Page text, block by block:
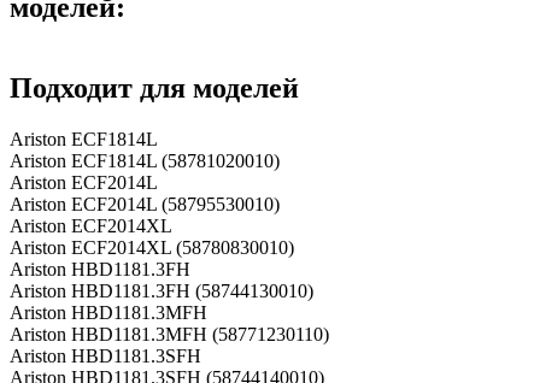
моделей:
Подходит для моделей
Ariston ECF1814L
Ariston ECF1814L (58781020010)
Ariston ECF2014L
Ariston ECF2014L (58795530010)
Ariston ECF2014XL
Ariston ECF2014XL (58780830010)
Ariston HBD1181.3FH
Ariston HBD1181.3FH (58744130010)
Ariston HBD1181.3MFH
Ariston HBD1181.3MFH (58771230110)
Ariston HBD1181.3SFH
Ariston HBD1181.3SFH (58744140010)